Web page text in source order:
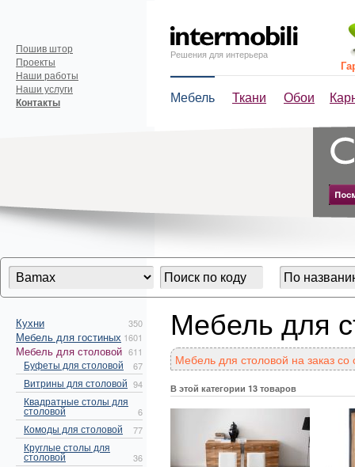
Решения для интерьера
Мебель Ткани Обои
Пошив штор
Проекты
Наши работы
Наши услуги
Контакты
Кухни 350
Мебель для гостиных 1601
Мебель для столовой 611
Буфеты для столовой 67
Витрины для столовой 94
Квадратные столы для
столовой 6
Комоды для столовой 77
Круглые столы для
столовой 36
Мебель для
Мебель для столовой на заказ
В этой категории 13 товаров